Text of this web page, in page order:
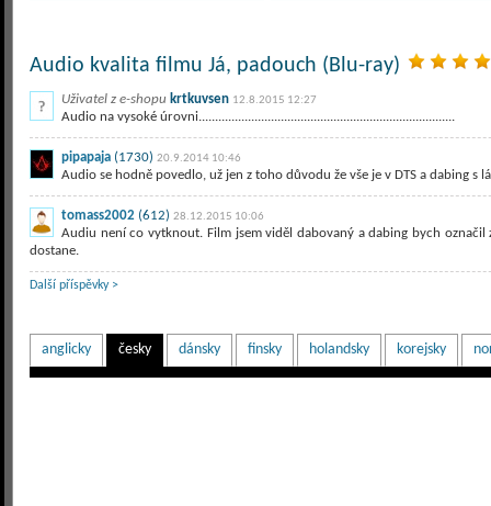
Audio kvalita filmu Já, padouch (Blu-ray)
Uživatel z e-shopu krtkuvsen 12.8.2015 12:27
Audio na vysoké úrovni..............................................................................
pipapaja (1730) 20.9.2014 10:46
Audio se hodně povedlo, už jen z toho důvodu že vše je v DTS a dabing s
tomass2002 (612) 28.12.2015 10:06
Audiu není co vytknout. Film jsem viděl dabovaný a dabing bych
dostane.
Další příspěvky >
anglicky česky dánsky finsky holandsky korejsky